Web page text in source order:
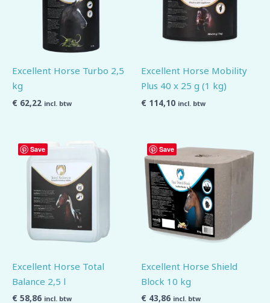
Excellent Horse Turbo 2,5
kg
€ 62,22 incl. btw
Excellent Horse Mobility
Plus 40 x 25 g (1 kg)
€ 114,10 incl. btw
Save
Excellent Horse Total
Balance 2,5 l
€ 58,86 incl. btw
Save
Excellent Horse Shield
Block 10 kg
€ 43,86 incl. btw